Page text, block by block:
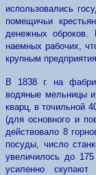
использовались
помещичьи
денежных
наемных рабочих,
крупным
В 1838 г. на
водяные мельницы
кварц, в точильной
(для основного и
действовало 8
посуды, число
увеличилось до
усиленно скупают